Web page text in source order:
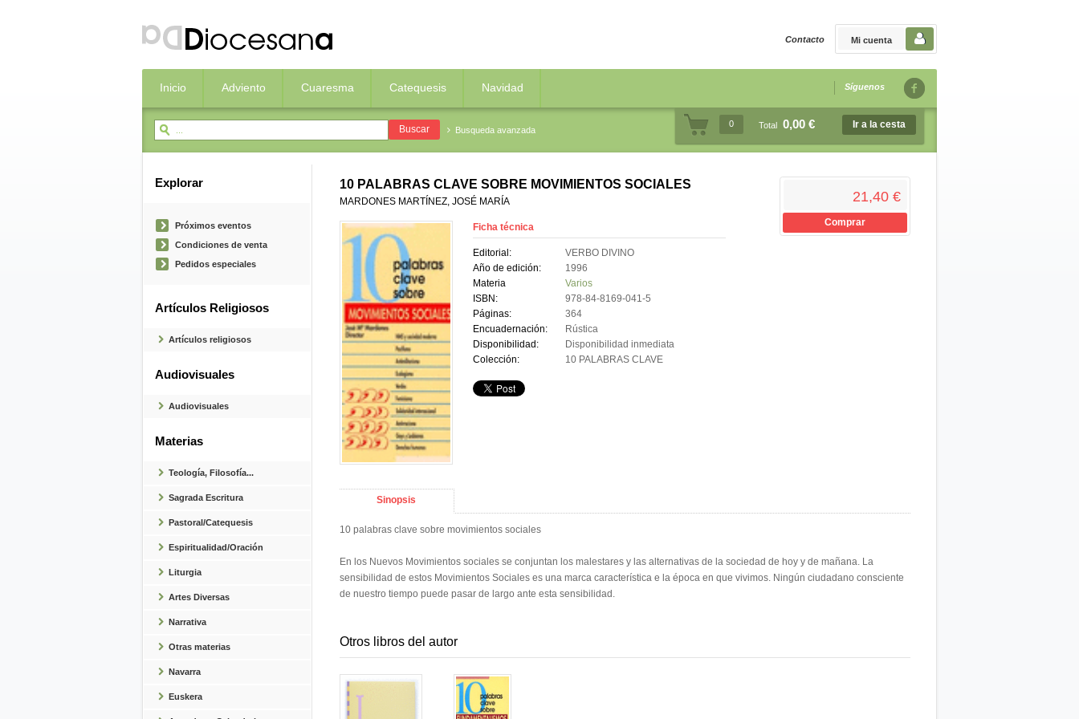
Mi cuenta
Contacto
Inicio Adviento Cuaresma Catequesis Navidad Síguenos
Busqueda avanzada
0 Total 0,00 € Ir a la cesta
Explorar
Próximos eventos
Condiciones de venta
Pedidos especiales
Artículos Religiosos
Artículos religiosos
Audiovisuales
Audiovisuales
Materias
Teología, Filosofía...
Sagrada Escritura
Pastoral/Catequesis
Espiritualidad/Oración
Liturgia
Artes Diversas
Narrativa
Otras materias
Navarra
Euskera
10 PALABRAS CLAVE SOBRE MOVIMIENTOS SOCIALES
MARDONES MARTÍNEZ, JOSÉ MARÍA
Ficha técnica
Editorial:
VERBO DIVINO
Año de edición:
1996
Materia
Varios
ISBN:
978-84-8169-041-5
Páginas:
364
Encuadernación:
Rústica
Disponibilidad:
Disponibilidad inmediata
Colección:
10 PALABRAS CLAVE
21,40 €
Comprar
Sinopsis
10 palabras clave sobre movimientos sociales
En los Nuevos Movimientos sociales se conjuntan los malestares y las alternativas de la sociedad de hoy y de mañana. La
sensibilidad de estos Movimientos Sociales es una marca característica e la época en que vivimos. Ningún ciudadano consciente
de nuestro tiempo puede pasar de largo ante esta sensibilidad.
Otros libros del autor